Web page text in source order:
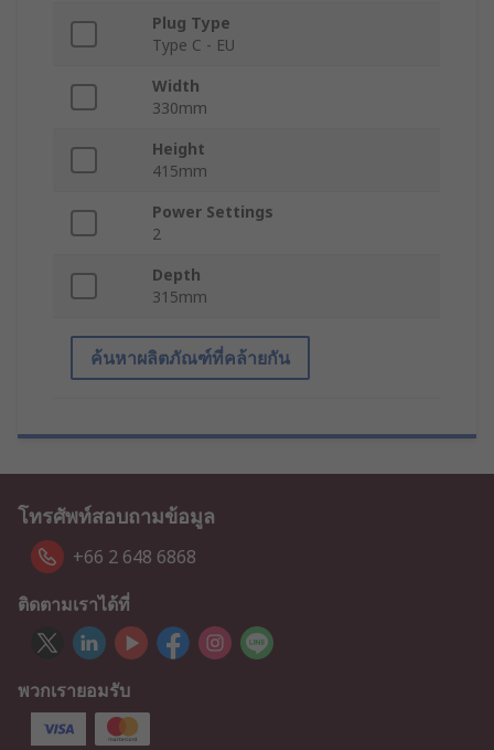
Plug Type
Type C - EU
Width
330mm
Height
415mm
Power Settings
2
Depth
315mm
ค้นหาผลิตภัณฑ์ที่คล้ายกัน
โทรศัพท์สอบถามข้อมูล
+66 2 648 6868
ติดตามเราได้ที่
พวกเรายอมรับ